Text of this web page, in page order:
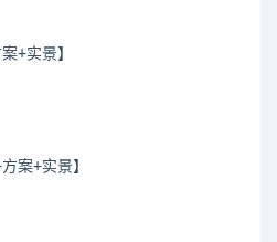
+实景】
案+实景】